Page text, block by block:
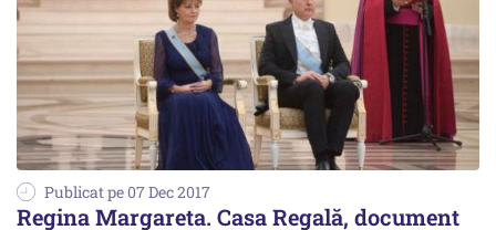
Publicat pe 07 Dec 2017
Regina Margareta. Casa Regală, document